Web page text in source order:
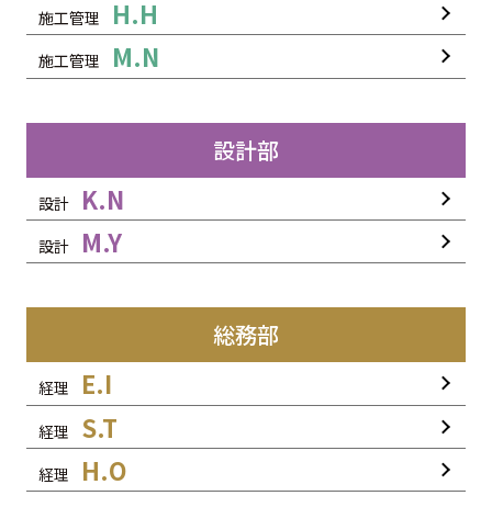
施工管理 H.H
施工管理 M.N
設計部
設計 K.N
設計 M.Y
総務部
経理 E.I
経理 S.T
経理 H.O